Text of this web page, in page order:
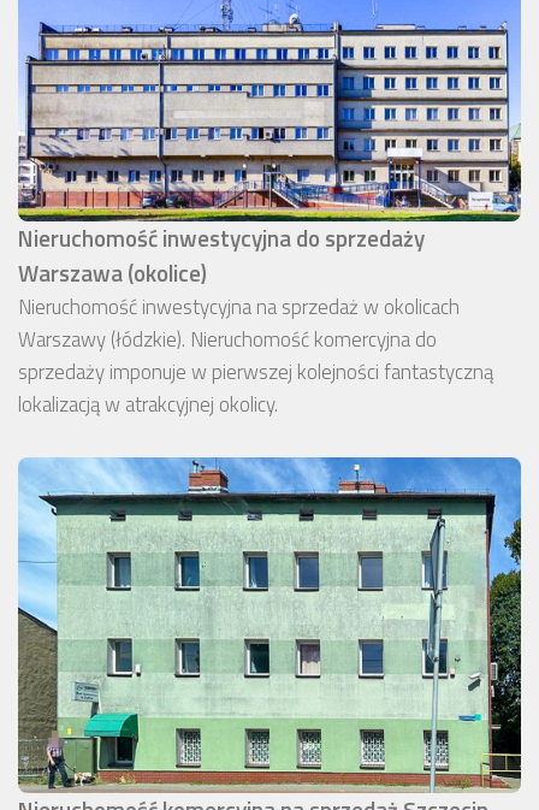
Nieruchomość inwestycyjna do sprzedaży
Warszawa (okolice)
Nieruchomość inwestycyjna na sprzedaż w okolicach
Warszawy (łódzkie). Nieruchomość komercyjna do
sprzedaży imponuje w pierwszej kolejności fantastyczną
lokalizacją w atrakcyjnej okolicy.